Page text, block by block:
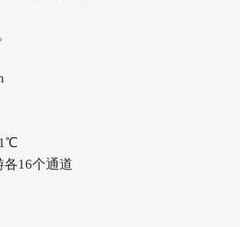
16个通道